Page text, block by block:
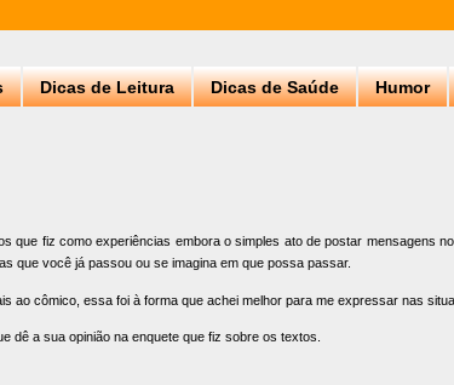
Dicas de Leitura Dicas de Saúde Humor
que fiz como experiências embora o simples ato de postar mensagens
que você já passou ou se imagina em que possa passar.
ao cômico, essa foi à forma que achei melhor para me expressar nas
dê a sua opinião na enquete que fiz sobre os textos.